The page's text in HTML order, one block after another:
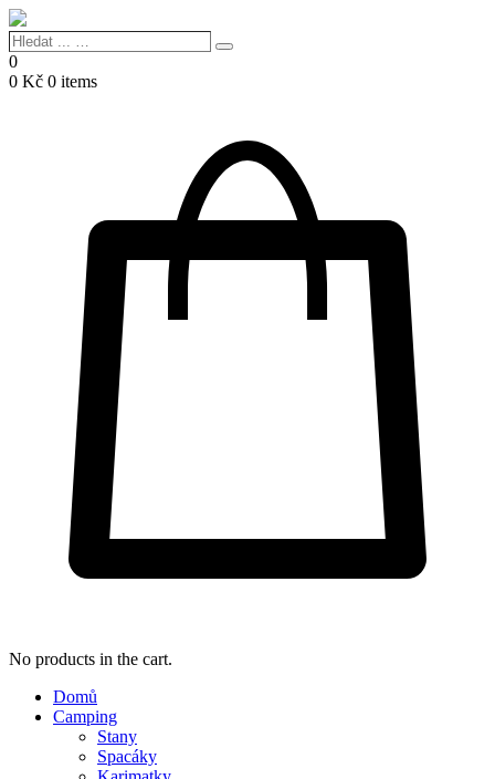
Hledat
...
…
Search
0
0 Kč 0 items
No products in the cart.
Domů
Camping
Stany
Spacáky